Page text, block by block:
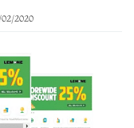
02/2020